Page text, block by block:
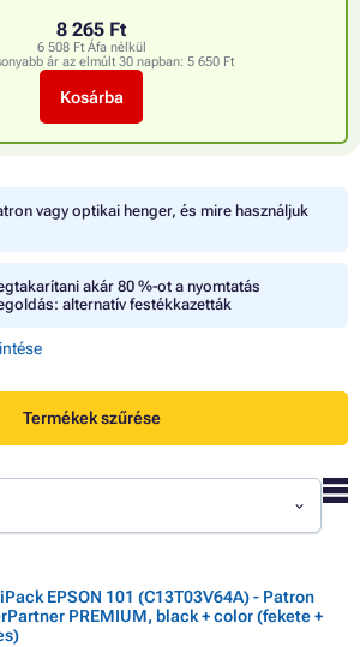
8 265 Ft
6 508 Ft Áfa nélkül
ár az elmúlt 30 napban: 5 650 Ft
Kosárba
vagy optikai henger, és mire használjuk
akár 80 %-ot a nyomtatás
alternatív festékkazetták
Termékek szűrése
EPSON 101 (C13T03V64A) - Patron
PREMIUM, black + color (fekete +